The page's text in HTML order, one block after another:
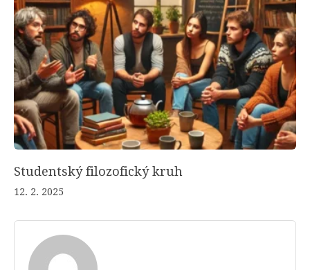
Studentský filozofický kruh
12. 2. 2025